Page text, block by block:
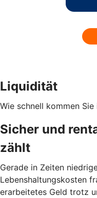
Liquidität
Wie schnell kommen
Sicher und
zählt
Gerade in Zeiten
Lebenshaltungskosten
erarbeitetes Geld trotz